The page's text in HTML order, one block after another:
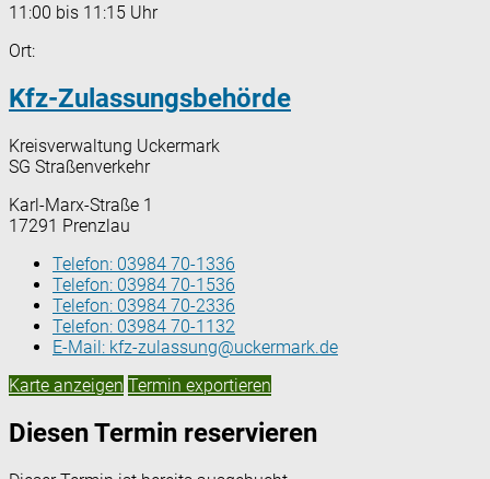
11:00 bis 11:15 Uhr
Ort:
Kfz-Zulassungsbehörde
Kreisverwaltung Uckermark
SG Straßenverkehr
Karl-Marx-Straße 1
17291 Prenzlau
Telefon: 03984 70-1336
Telefon: 03984 70-1536
Telefon: 03984 70-2336
Telefon: 03984 70-1132
E-Mail: kfz-zulassung@uckermark.de
Karte anzeigen Termin exportieren
Diesen Termin reservieren